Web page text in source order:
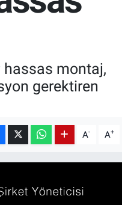
hassas montaj,
gerektiren
A- A+